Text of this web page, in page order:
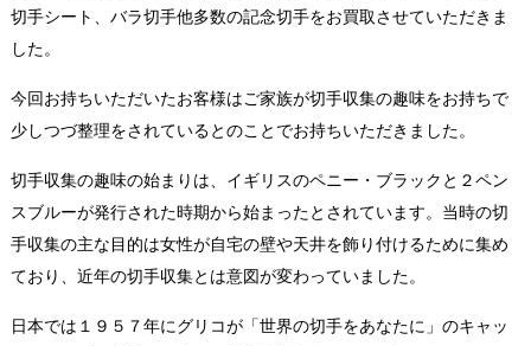
切手シート、バラ切手他多数の記念切手をお買取させていただきま
した。
今回お持ちいただいたお客様はご家族が切手収集の趣味をお持ちで
少しつづ整理をされているとのことでお持ちいただきました。
切手収集の趣味の始まりは、イギリスのペニー・ブラックと２ペン
スブルーが発行された時期から始まったとされています。当時の切
手収集の主な目的は女性が自宅の壁や天井を飾り付けるために集め
ており、近年の切手収集とは意図が変わっていました。
日本では１９５７年にグリコが「世界の切手をあなたに」のキャッ